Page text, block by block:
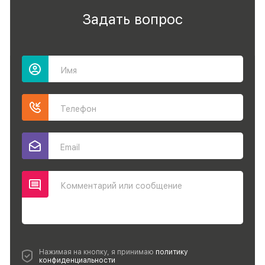
Задать вопрос
Имя
Телефон
Email
Комментарий или сообщение
Нажимая на кнопку, я принимаю политику
конфиденциальности